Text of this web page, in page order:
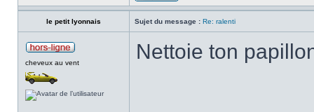
le petit lyonnais Sujet du message : Re: ralenti
cheveux au vent Nettoie ton